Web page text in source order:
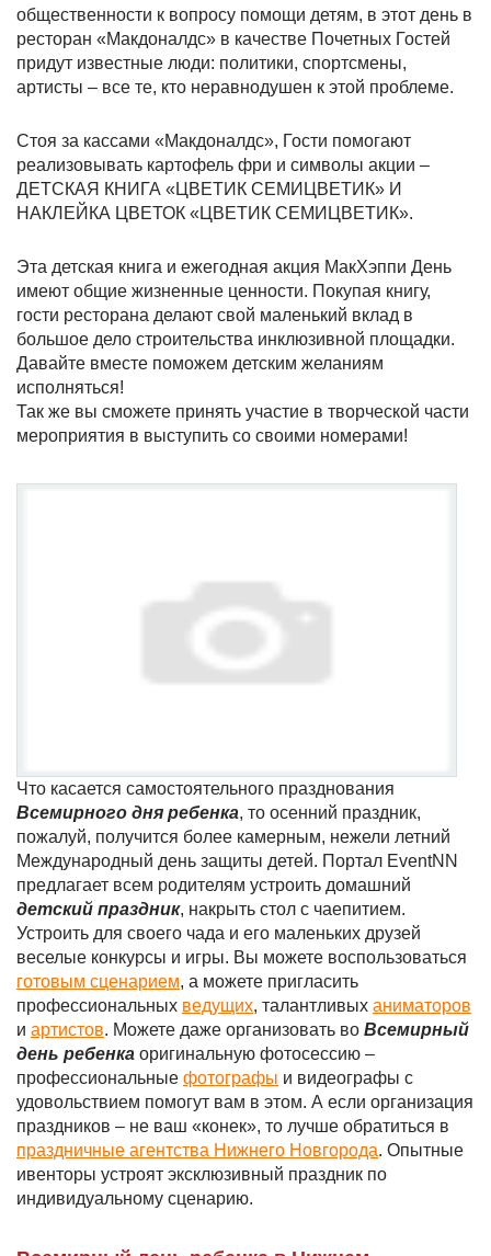
общественности к вопросу помощи детям, в этот день в
ресторан «Макдоналдс» в качестве Почетных Гостей
придут известные люди: политики, спортсмены,
артисты – все те, кто неравнодушен к этой проблеме.
Стоя за кассами «Макдоналдс», Гости помогают
реализовывать картофель фри и символы акции –
ДЕТСКАЯ КНИГА «ЦВЕТИК СЕМИЦВЕТИК» И
НАКЛЕЙКА ЦВЕТОК «ЦВЕТИК СЕМИЦВЕТИК».
Эта детская книга и ежегодная акция МакХэппи День
имеют общие жизненные ценности. Покупая книгу,
гости ресторана делают свой маленький вклад в
большое дело строительства инклюзивной площадки.
Давайте вместе поможем детским желаниям
исполняться!
Так же вы сможете принять участие в творческой части
мероприятия в выступить со своими номерами!
Что касается самостоятельного празднования
Всемирного дня ребенка, то осенний праздник,
пожалуй, получится более камерным, нежели летний
Международный день защиты детей. Портал EventNN
предлагает всем родителям устроить домашний
детский праздник, накрыть стол с чаепитием.
Устроить для своего чада и его маленьких друзей
веселые конкурсы и игры. Вы можете воспользоваться
готовым сценарием, а можете пригласить
профессиональных ведущих, талантливых аниматоров
и артистов. Можете даже организовать во Всемирный
день ребенка оригинальную фотосессию –
профессиональные фотографы и видеографы с
удовольствием помогут вам в этом. А если организация
праздников – не ваш «конек», то лучше обратиться в
праздничные агентства Нижнего Новгорода. Опытные
ивенторы устроят эксклюзивный праздник по
индивидуальному сценарию.